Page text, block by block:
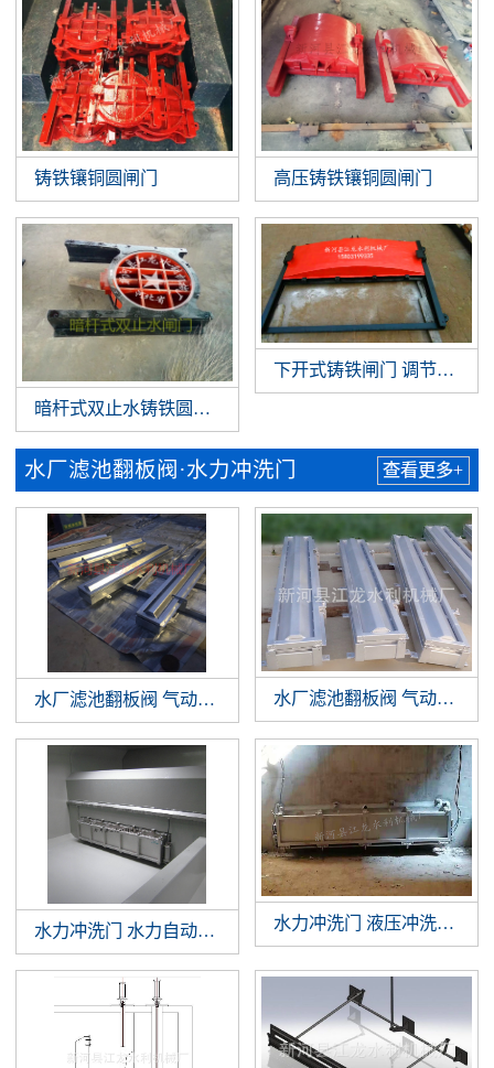
铸铁镶铜圆闸门 高压铸铁镶铜圆闸门
暗杆式双止水铸铁圆闸门
下开式铸铁闸门 调节堰门
水厂滤池翻板阀·水力冲洗门 查看更多+
水厂滤池翻板阀 气动翻板阀
水力冲洗门 水力自动冲洗门 门式冲洗系统 调蓄池门式冲洗
水力冲洗门 液压冲洗拍门